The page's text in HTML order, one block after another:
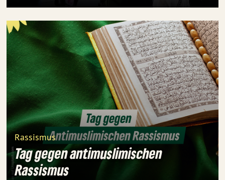
Rassismus
Tag gegen antimuslimischen
Rassismus